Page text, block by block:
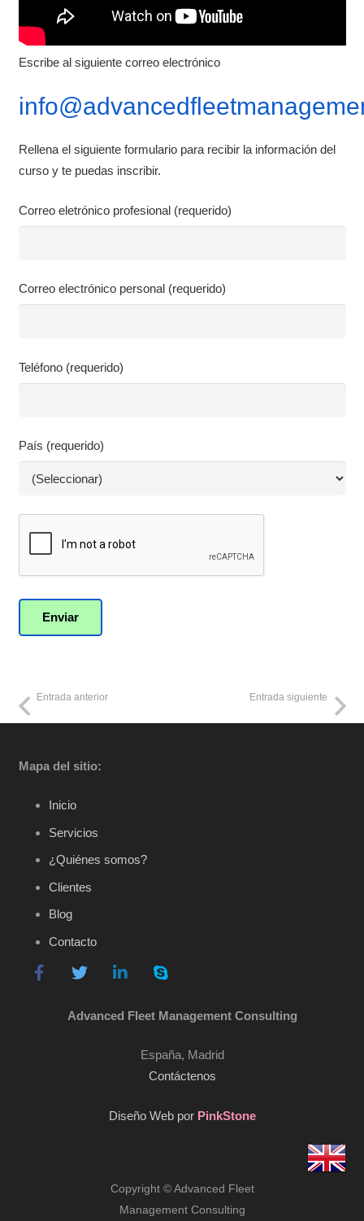
Escribe al siguiente correo electrónico
Rellena el siguiente formulario para recibir la información del
curso y te puedas inscribir.
Correo eletrónico profesional (requerido)
Correo electrónico personal (requerido)
Teléfono (requerido)
País (requerido)
Entrada anterior Entrada siguiente
Mapa del sitio:
Inicio
Servicios
¿Quiénes somos?
Clientes
Blog
Contacto
Advanced Fleet Management Consulting
España, Madrid
Contáctenos
Diseño Web por PinkStone
Copyright © Advanced Fleet
Management Consulting